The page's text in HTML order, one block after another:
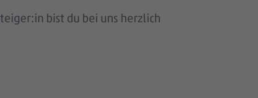
bist du bei uns herzlich